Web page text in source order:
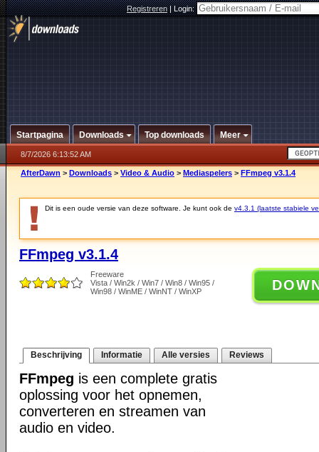
Registreren|Login:
Startpagina Downloads Top downloads Meer
8/7/2026 6:13:52 AM
AfterDawn > Downloads > Video & Audio > Mediaspelers > FFmpeg v3.1.4
Dit is een oude versie van deze software. Je kunt ook de v4.3.1 (laatste stabiele
FFmpeg v3.1.4
Freeware
Vista / Win2k / Win7 / Win8 / Win95 /
Win98 / WinME / WinNT / WinXP
Beschrijving Informatie Alle versies Reviews
FFmpeg is een complete gratis
oplossing voor het opnemen,
converteren en streamen van
audio en video.